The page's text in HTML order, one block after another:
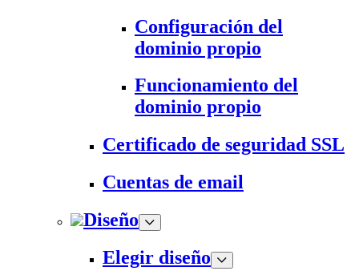
Configuración del
dominio propio
Funcionamiento del
dominio propio
Certificado de seguridad SSL
Cuentas de email
Diseño
Elegir diseño